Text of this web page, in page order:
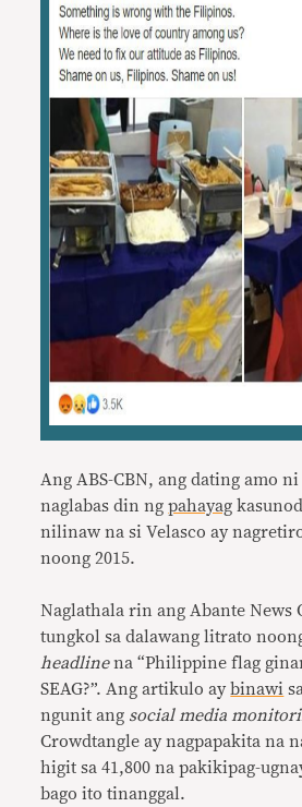
Ang ABS-CBN, ang dating amo
naglabas din ngpahayag
nilinaw na si Velasco ay
noong 2015.
Naglathala rin ang Abante News
tungkol sa dalawang litrato
headlinena “Philippine flag
SEAG?”. Ang artikulo aybinawi
ngunit ang social media
Crowdtangle ay nagpapakita na
higit sa 41,800 na pakikipag-
bago ito tinanggal.